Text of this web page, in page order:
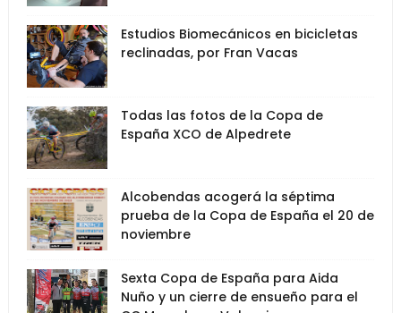
Estudios Biomecánicos en bicicletas
reclinadas, por Fran Vacas
Todas las fotos de la Copa de
España XCO de Alpedrete
Alcobendas acogerá la séptima
prueba de la Copa de España el 20 de
noviembre
Sexta Copa de España para Aida
Nuño y un cierre de ensueño para el